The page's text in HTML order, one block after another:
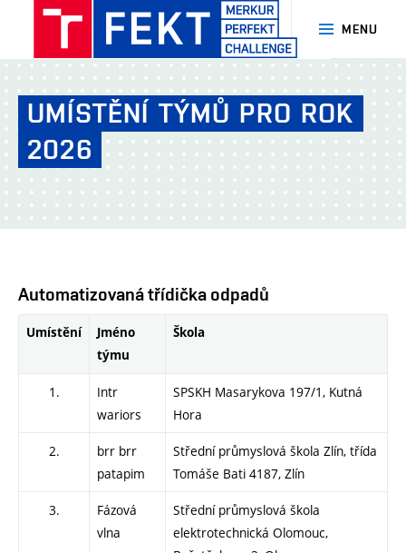
MERKUR
PerFEKT
Challenge
FEKT
VUT
MENU
UMÍSTĚNÍ TÝMŮ PRO ROK
2026
Automatizovaná třídička odpadů
Umístění
Jméno
týmu
Škola
1.
Intr
wariors
SPSKH Masarykova 197/1, Kutná
Hora
2.
brr brr
patapim
Střední průmyslová škola Zlín, třída
Tomáše Bati 4187, Zlín
3.
Fázová
vlna
Střední průmyslová škola
elektrotechnická Olomouc,